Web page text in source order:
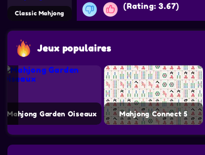
Classic Mahjong
(Rating: 3.67)
Jeux populaires
Mahjong Garden Oiseaux Mahjong Connect 5